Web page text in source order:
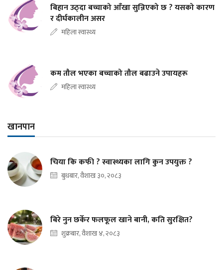
बिहान उठ्दा बच्चाको आँखा सुन्निएको छ ? यसको कारण
र दीर्घकालीन असर
महिला स्वास्थ्य
कम तौल भएका बच्चाको तौल बढाउने उपायहरू
महिला स्वास्थ्य
खानपान
चिया कि कफी ? स्वास्थ्यका लागि कुन उपयुक्त ?
बुधबार, वैशाख ३०, २०८३
बिरे नुन छर्केर फलफूल खाने बानी, कति सुरक्षित?
शुक्रबार, वैशाख ४, २०८३